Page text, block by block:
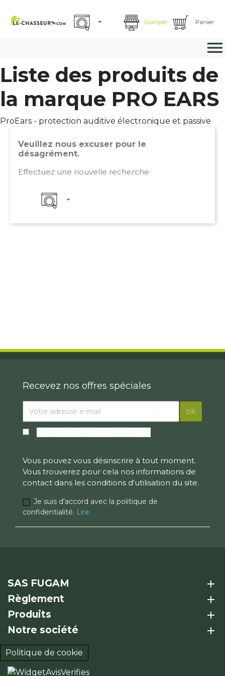
Compte Panier

Liste des produits de
la marque PRO EARS
ProEars - protection auditive électronique et passive
Veuillez nous excuser pour le
désagrément.
Effectuez une nouvelle recherche
Recevez nos offres spéciales
Vous pouvez vous désinscrire à tout moment.
Vous trouverez pour cela nos informations de
contact dans les conditions d'utilisation du site.
Je suis d'accord avec la politique de
confidentialité. Lire.
SAS FUGAM
add
Règlement
add
Produits
add
Notre société
add
Politique de cookie